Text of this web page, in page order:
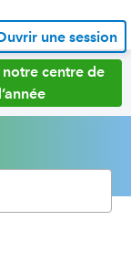
une session
notre centre de